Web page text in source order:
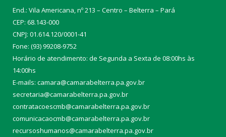
End.: Vila Americana, nº 213 – Centro – Belterra – Pará
CEP: 68.143-000
CNPJ: 01.614.120/0001-41
Fone: (93) 99208-9752
Horário de atendimento: de Segunda a Sexta de 08:00hs às
14:00hs
E-mails: camara@camarabelterra.pa.gov.br
secretaria@camarabelterra.pa.gov.br
contratacoescmb@camarabelterra.pa.gov.br
comunicacaocmb@camarabelterra.pa.gov.br
recursoshumanos@camarabelterra.pa.gov.br